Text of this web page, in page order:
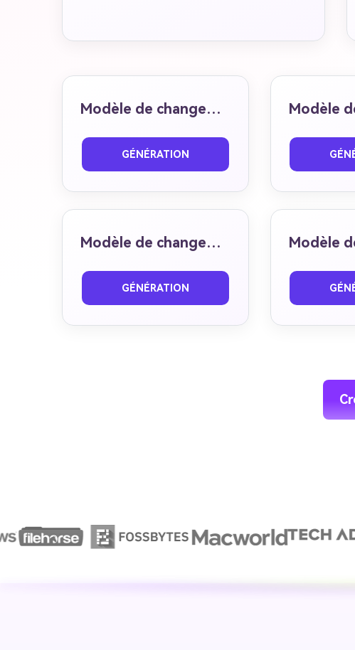
Modèle de changement de visage 01
GÉNÉRATION
Modèle de changement de visage 05
GÉNÉRATION